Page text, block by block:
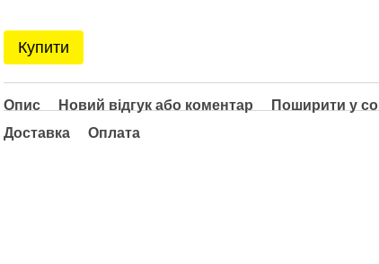
Купити
Опис Новий відгук або коментар
Поширити у
Доставка
Оплата